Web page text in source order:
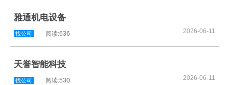
雅通机电设备
找公司 阅读:636 2026-06-11
天誉智能科技
找公司 阅读:530 2026-06-11